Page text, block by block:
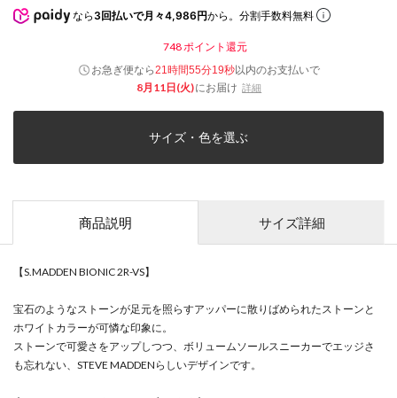
なら 3回払いで月々4,986円から。分割手数料無料
748 ポイント還元
お急ぎ便なら21時間55分18秒以内のお支払いで
8月11日(火)にお届け 詳細
サイズ・色を選ぶ
商品説明 サイズ詳細
【S.MADDEN BIONIC 2R-VS】
宝石のようなストーンが足元を照らすアッパーに散りばめられたストーンと
ホワイトカラーが可憐な印象に。
ストーンで可愛さをアップしつつ、ボリュームソールスニーカーでエッジさ
も忘れない、STEVE MADDENらしいデザインです。